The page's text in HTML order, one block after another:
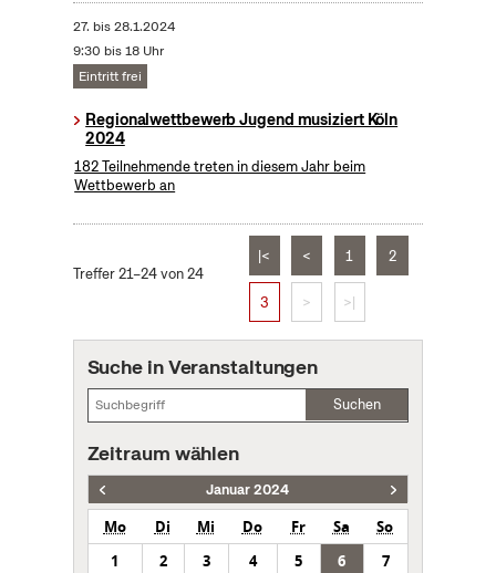
27. bis28.1.2024
9:30 bis 18 Uhr
Eintritt frei
Regionalwettbewerb Jugend musiziert Köln
2024
182 Teilnehmende treten in diesem Jahr beim
Wettbewerb an
Treffer 21–24 von 24
|< < 1 2
3 > >|
Suche in Veranstaltungen
Suchen
Zeitraum wählen
Januar 2024
Mo Di Mi Do Fr Sa
So
1
2 3 4 5 6
7